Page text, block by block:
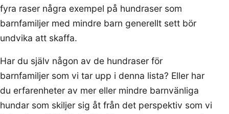
fyra raser några exempel på hundraser som
barnfamiljer med mindre barn generellt sett bör
undvika att skaffa.
Har du själv någon av de hundraser för
barnfamiljer som vi tar upp i denna lista? Eller har
du erfarenheter av mer eller mindre barnvänliga
hundar som skiljer sig åt från det perspektiv som vi